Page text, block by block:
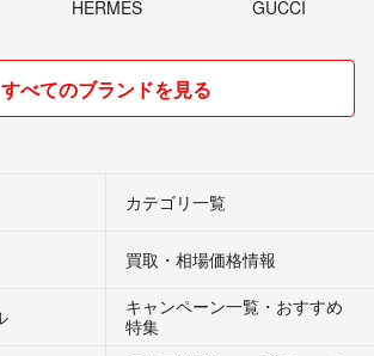
HERMES GUCCI
すべてのブランドを見る
カテゴリ一覧
買取・相場価格情報
キャンペーン一覧・おすすめ
特集